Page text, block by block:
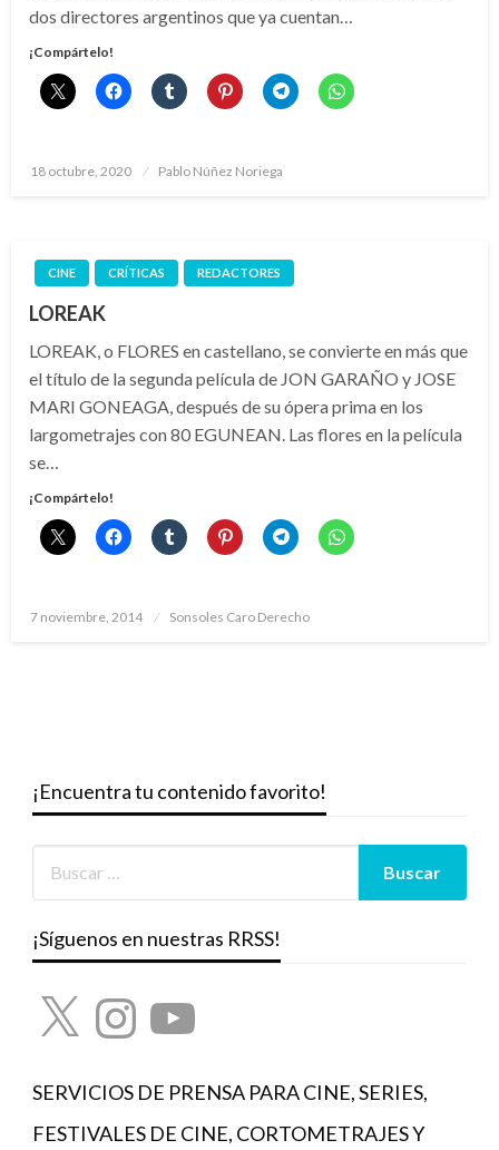
dos directores argentinos que ya cuentan…
¡Compártelo!
Publicado
18 octubre, 2020 Pablo Núñez Noriega
CINE CRÍTICAS REDACTORES
LOREAK
LOREAK, o FLORES en castellano, se convierte en más que
el título de la segunda película de JON GARAÑO y JOSE
MARI GONEAGA, después de su ópera prima en los
largometrajes con 80 EGUNEAN. Las flores en la película
se…
¡Compártelo!
Publicado
7 noviembre, 2014 Sonsoles Caro Derecho
¡Encuentra tu contenido favorito!
¡Síguenos en nuestras RRSS!
X InstagramYouTube
SERVICIOS DE PRENSA PARA CINE, SERIES,
FESTIVALES DE CINE, CORTOMETRAJES Y